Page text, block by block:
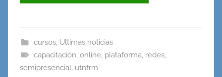
cursos, Ultimas noticias
capacitación, online, plataforma, redes,
semipresencial, utnfrm